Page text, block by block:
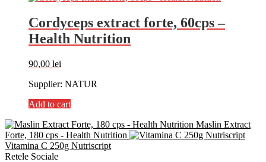
Cordyceps extract forte, 60cps –
Health Nutrition
90,00 lei
Supplier: NATUR
Add to cart
Maslin Extract
Forte, 180 cps - Health Nutrition
Vitamina C 250g Nutriscript
Retele Sociale